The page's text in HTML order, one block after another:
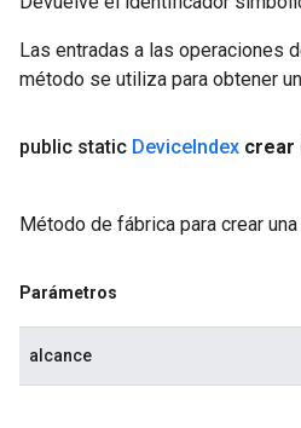
Las entradas a las operaciones
método se utiliza para obtener
public static DeviceIndex crear
Método de fábrica para crear
Parámetros
alcance